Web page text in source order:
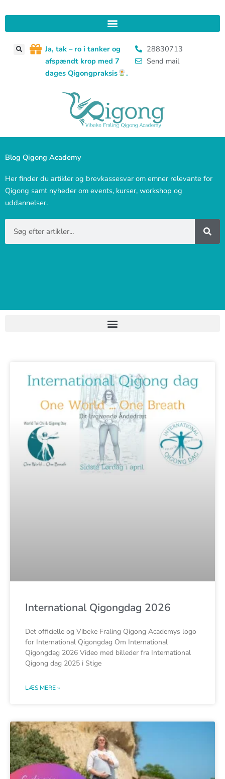
til
indholdet
Ja, tak – ro i tanker og
afspændt krop med 7
dages Qigongpraksis
.
28830713
Send mail
Blog Qigong Academy
Her finder du artikler og brevkassesvar om emner relevante for
Qigong samt nyheder om events, kurser, workshop og
uddannelser.
International Qigongdag 2026
Det officielle og Vibeke Fraling Qigong Academys logo
for International Qigongdag Om International
Qigongdag 2026 Video med billeder fra International
Qigong dag 2025 i Stige
LÆS MERE »